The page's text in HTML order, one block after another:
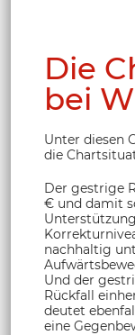
Die
bei
Unter diesen
die
Der gestrige
€ und damit
nachhaltig
Und der
Rückfall
deutet
eine